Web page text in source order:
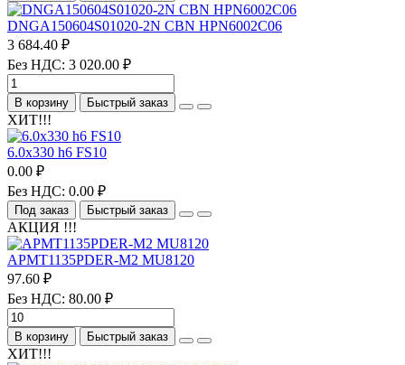
DNGA150604S01020-2N CBN HPN6002C06
3 684.40 ₽
Без НДС: 3 020.00 ₽
В корзину Быстрый заказ
ХИТ!!!
6.0х330 h6 FS10
0.00 ₽
Без НДС: 0.00 ₽
Под заказ Быстрый заказ
АКЦИЯ !!!
APMT1135PDER-M2 MU8120
97.60 ₽
Без НДС: 80.00 ₽
В корзину Быстрый заказ
ХИТ!!!